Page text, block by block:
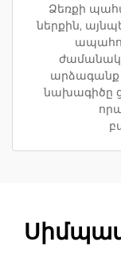
Ձեռքի
ներքին,
արձագանք
նախագիծը